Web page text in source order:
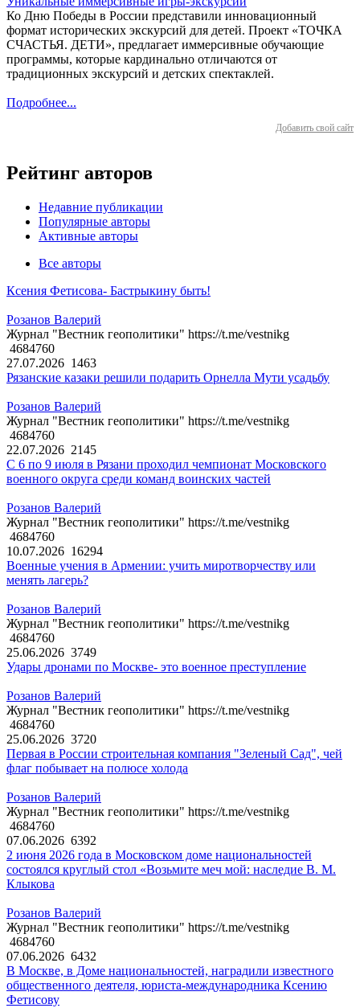
Ко Дню Победы в России представили инновационный
формат исторических экскурсий для детей. Проект «ТОЧКА
СЧАСТЬЯ. ДЕТИ», предлагает иммерсивные обучающие
программы, которые кардинально отличаются от
традиционных экскурсий и детских спектаклей.
Подробнее...
Добавить свой сайт
Рейтинг авторов
Недавние публикации
Популярные авторы
Активные авторы
Все авторы
Ксения Фетисова- Бастрыкину быть!
Розанов Валерий
Журнал "Вестник геополитики" https://t.me/vestnikg
4684760
27.07.2026 1463
Рязанские казаки решили подарить Орнелла Мути усадьбу
Розанов Валерий
Журнал "Вестник геополитики" https://t.me/vestnikg
4684760
22.07.2026 2145
С 6 по 9 июля в Рязани проходил чемпионат Московского
военного округа среди команд воинских частей
Розанов Валерий
Журнал "Вестник геополитики" https://t.me/vestnikg
4684760
10.07.2026 16294
Военные учения в Армении: учить миротворчеству или
менять лагерь?
Розанов Валерий
Журнал "Вестник геополитики" https://t.me/vestnikg
4684760
25.06.2026 3749
Удары дронами по Москве- это военное преступление
Розанов Валерий
Журнал "Вестник геополитики" https://t.me/vestnikg
4684760
25.06.2026 3720
Первая в России строительная компания "Зеленый Сад", чей
флаг побывает на полюсе холода
Розанов Валерий
Журнал "Вестник геополитики" https://t.me/vestnikg
4684760
07.06.2026 6392
2 июня 2026 года в Московском доме национальностей
состоялся круглый стол «Возьмите меч мой: наследие В. М.
Клыкова
Розанов Валерий
Журнал "Вестник геополитики" https://t.me/vestnikg
4684760
07.06.2026 6432
В Москве, в Доме национальностей, наградили известного
общественного деятеля, юриста-международника Ксению
Фетисову